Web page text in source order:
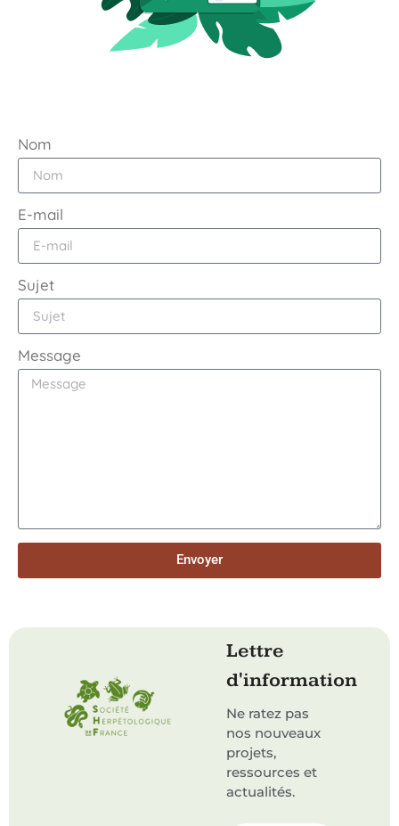
Nom
E-mail
Sujet
Message
Envoyer
Lettre
d'information
Ne ratez pas
nos nouveaux
projets,
ressources et
actualités.